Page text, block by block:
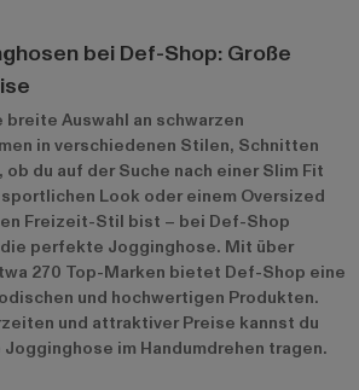
bei Def-Shop: Große
Auswahl an schwarzen
in verschiedenen Stilen, Schnitten
du auf der Suche nach einer Slim Fit
Look oder einem Oversized
Freizeit-Stil bist – bei Def-Shop
perfekte Jogginghose. Mit über
270 Top-Marken bietet Def-Shop eine
und hochwertigen Produkten.
und attraktiver Preise kannst du
im Handumdrehen tragen.